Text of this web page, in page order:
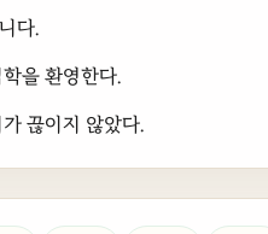
다.
을 환영한다.
끊이지 않았다.